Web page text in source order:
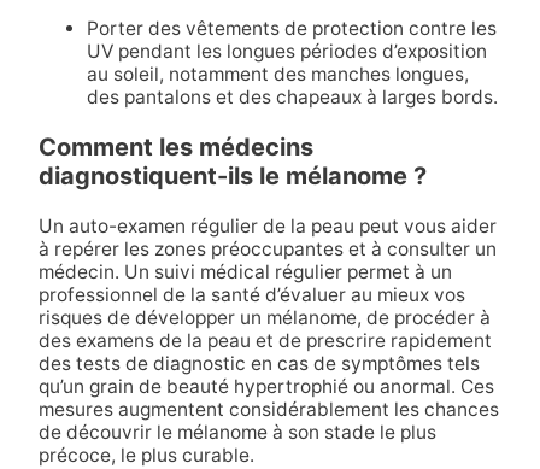
Porter des vêtements de protection contre les
UV pendant les longues périodes d’exposition
au soleil, notamment des manches longues,
des pantalons et des chapeaux à larges bords.
Comment les médecins
diagnostiquent-ils le mélanome ?
Un auto-examen régulier de la peau peut vous aider
à repérer les zones préoccupantes et à consulter un
médecin. Un suivi médical régulier permet à un
professionnel de la santé d’évaluer au mieux vos
risques de développer un mélanome, de procéder à
des examens de la peau et de prescrire rapidement
des tests de diagnostic en cas de symptômes tels
qu’un grain de beauté hypertrophié ou anormal. Ces
mesures augmentent considérablement les chances
de découvrir le mélanome à son stade le plus
précoce, le plus curable.